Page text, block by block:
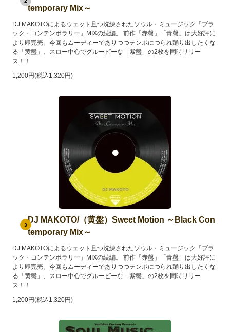
temporary Mix～
DJ MAKOTOによるウェット且つ洗練されたソウル・ミュージック「ブラ
ック・コンテンポラリー」MIXの続編。 前作「赤盤」「青盤」は大好評に
より即完売。今回もムーディーでありつつテンポにつられ踊り出したくな
る「黄盤」、スロー中心でグルービーな「紫盤」の2枚を同時リリー
ス！！
1,200円(税込1,320円)
3
DJ MAKOTO/（黄盤）Sweet Motion ～Black Con
temporary Mix～
DJ MAKOTOによるウェット且つ洗練されたソウル・ミュージック「ブラ
ック・コンテンポラリー」MIXの続編。 前作「赤盤」「青盤」は大好評に
より即完売。今回もムーディーでありつつテンポにつられ踊り出したくな
る「黄盤」、スロー中心でグルービーな「紫盤」の2枚を同時リリー
ス！！
1,200円(税込1,320円)